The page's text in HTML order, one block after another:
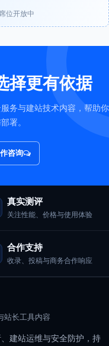
位开放中
择更有依据
务与建站技术内容，帮助你
署。
咨询
真实测评
关注性能、价格与使用体验
合作支持
收录、投稿与商务合作响应
站长工具内容
建站运维与安全防护，持